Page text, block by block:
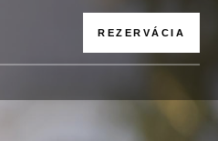
REZERVÁCIA